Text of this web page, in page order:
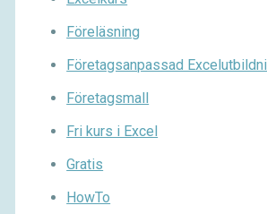
Föreläsning
Företagsanpassad
Företagsmall
Fri kurs i Excel
Gratis
HowTo